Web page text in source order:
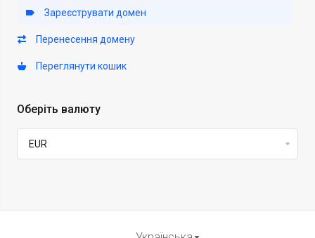
Зареєструвати домен
Перенесення домену
Переглянути кошик
Оберіть валюту